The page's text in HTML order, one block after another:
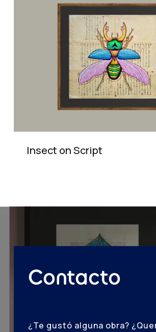
Insect on Script
Contacto
¿Te gustó alguna obra?